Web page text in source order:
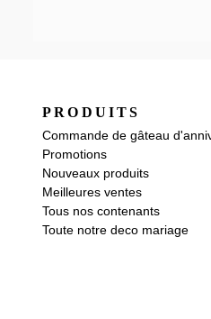
PRODUITS
Commande de gâteau
Promotions
Nouveaux produits
Meilleures ventes
Tous nos contenants
Toute notre deco mariage